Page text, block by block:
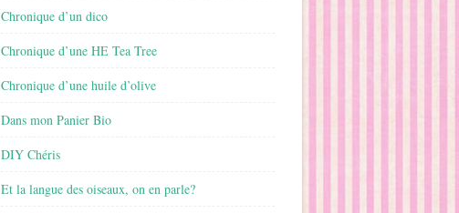
Chronique d’un dico
Chronique d’une HE Tea Tree
Chronique d’une huile d’olive
Dans mon Panier Bio
DIY Chéris
Et la langue des oiseaux, on en parle?